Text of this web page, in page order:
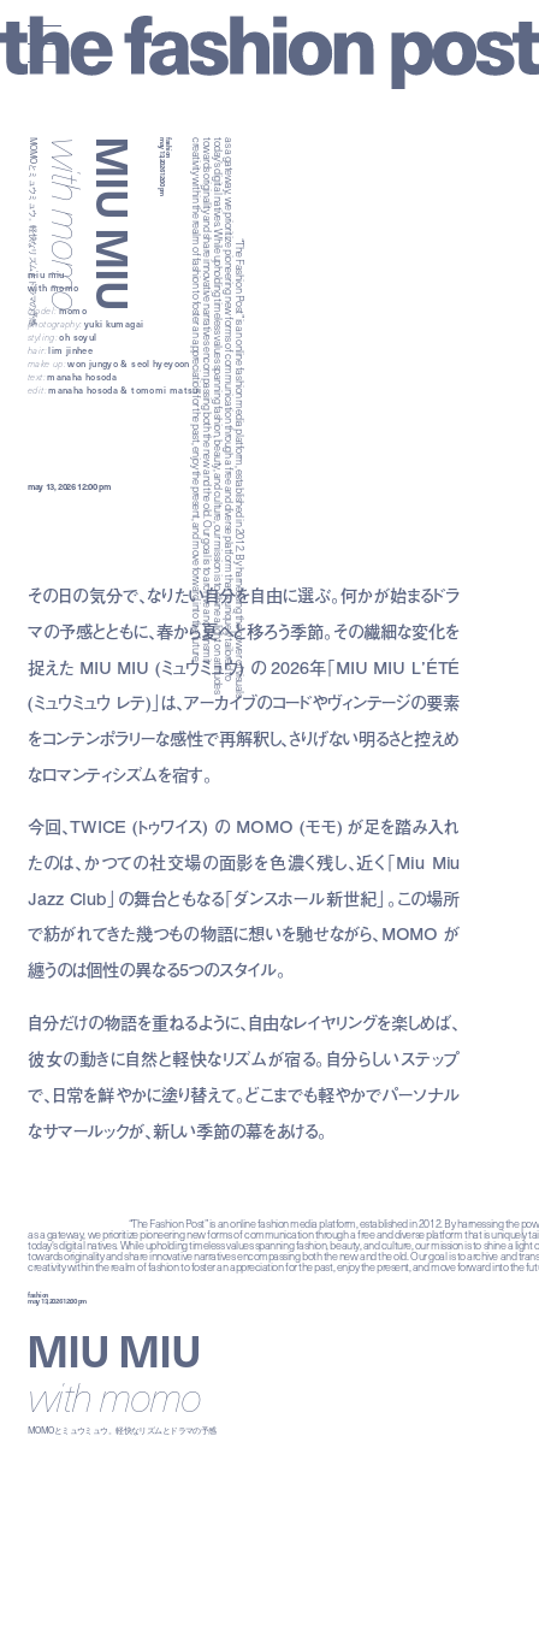
miu miu
with momo
model:momo
photography: yuki kumagai
styling:oh soyul
hair:lim jinhee
make up:won jungyo & seol hyeyoon
text:manaha hosoda
edit:manaha hosoda & tomomi matsui
may 13, 2026 12:00 pm
その日の気分で、なりたい自分を自由に選ぶ。何かが始まるドラ
マの予感とともに、春から夏へと移ろう季節。その繊細な変化を
捉えた MIU MIU (ミュウミュウ) の 2026年「MIU MIU L’ÉTÉ
(ミュウミュウ レテ)」は、アーカイブのコードやヴィンテージの要素
をコンテンポラリーな感性で再解釈し、さりげない明るさと控えめ
なロマンティシズムを宿す。
今回、TWICE (トゥワイス) の MOMO (モモ) が足を踏み入れ
たのは、かつての社交場の面影を色濃く残し、近く「Miu Miu
Jazz Club」の舞台ともなる「ダンスホール新世紀」。この場所
で紡がれてきた幾つもの物語に想いを馳せながら、MOMO が
纏うのは個性の異なる5つのスタイル。
自分だけの物語を重ねるように、自由なレイヤリングを楽しめば、
彼女の動きに自然と軽快なリズムが宿る。自分らしいステップ
で、日常を鮮やかに塗り替えて。どこまでも軽やかでパーソナル
なサマールックが、新しい季節の幕をあける。
“
T
h
e
F
a
s
h
io
n
P
o
s
t
”
is
a
n
o
n
lin
e
f
a
s
h
io
n
m
e
d
ia
p
la
t
f
o
r
m
, e
s
t
a
b
lis
h
e
d
in
2
0
1
2
. B
y
h
a
r
n
e
s
s
in
g
t
h
e
p
o
w
e
r
o
f
v
is
u
a
ls
as
a
g
a
t
e
w
a
y
, w
e
p
r
io
r
it
iz
e
p
io
n
e
e
r
in
g
n
e
w
f
o
r
m
s
o
f
c
o
m
m
u
n
ic
a
t
io
n
t
h
r
o
u
g
h
a
f
r
e
e
a
n
d
d
iv
e
r
s
e
p
la
t
f
o
r
m
t
h
a
t
is
u
n
iq
u
e
ly
t
a
ilo
r
e
d
t
o
to
d
a
y
's
d
ig
it
a
l n
a
t
iv
e
s
. W
h
ile
u
p
h
o
ld
in
g
t
im
e
le
s
s
v
a
lu
e
s
s
p
a
n
n
in
g
f
a
s
h
io
n
, b
e
a
u
t
y
, a
n
d
c
u
lt
u
r
e
, o
u
r
m
is
s
io
n
is
t
o
s
h
in
e
a
lig
h
t
o
n
a
t
t
it
u
d
e
s
to
w
a
r
d
s
o
r
ig
in
a
lit
y
a
n
d
s
h
a
r
e
in
n
o
v
a
t
iv
e
n
a
r
r
a
t
iv
e
s
e
n
c
o
m
p
a
s
s
in
g
b
o
t
h
t
h
e
n
e
w
a
n
d
t
h
e
o
ld
. O
u
r
g
o
a
l is
t
o
a
r
c
h
iv
e
a
n
d
t
r
a
n
s
m
it
cr
e
a
t
iv
it
y
w
it
h
in
t
h
e
r
e
a
lm
o
f
f
a
s
h
io
n
t
o
f
o
s
t
e
r
a
n
a
p
p
r
e
c
ia
t
io
n
f
o
r
t
h
e
p
a
s
t
, e
n
jo
y
t
h
e
p
r
e
s
e
n
t
, a
n
d
m
o
v
e
f
o
r
w
a
r
d
in
t
o
t
h
e
f
u
t
u
r
e
.
fashion
may 13, 2026 12:00 pm
MIU MIU
with momo
MOMOとミュウミュウ。軽快なリズムとドラマの予感
“The Fashion Post” is an online fashion media platform, established in 2012. By harnessing the
as a gateway, we prioritize pioneering new forms of communication through a free and diverse platform that is uniquely
today's digital natives. While upholding timeless values spanning fashion, beauty, and culture, our mission is to shine a light
towards originality and share innovative narratives encompassing both the new and the old. Our goal is to archive and
creativity within the realm of fashion to foster an appreciation for the past, enjoy the present, and move forward into the
fashion
may 13, 2026 12:00 pm
MIU MIU
with momo
MOMOとミュウミュウ。軽快なリズムとドラマの予感